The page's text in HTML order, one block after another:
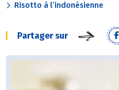
Risotto à l’indonésienne
Partager sur